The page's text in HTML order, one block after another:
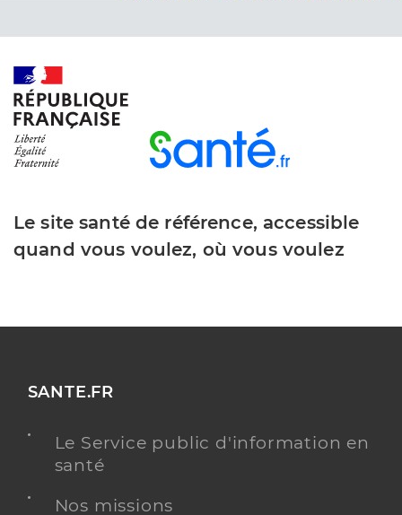
Le site santé de référence, accessible
quand vous voulez, où vous voulez
SANTE.FR
Le Service public d'information en
santé
Nos missions